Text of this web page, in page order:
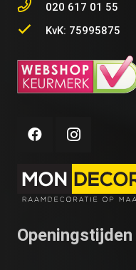
020 617 01 55
KvK: 75995875
Openingstijden